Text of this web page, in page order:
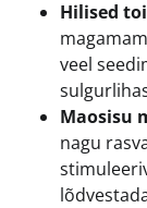
Hilised
veel
Maosisu
nagu